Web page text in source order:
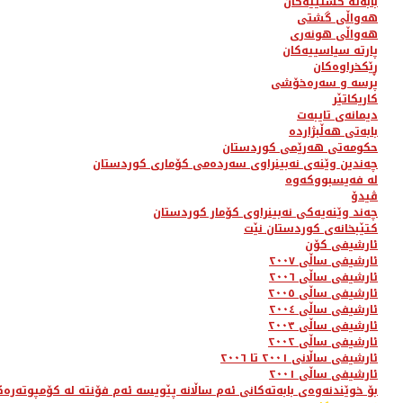
هەواڵی گشتی
هەواڵی هونەری
پارتە سیاسییەکان
ڕێکخراوەکان
پرسە و سەرەخۆشی
کاریکاتێر
دیمانەی تایبەت
بابەتی هەڵبژاردە
حکومەتی هەرێمی کوردستان
چەندین وێنەی نەبینراوی سەردەمی کۆماری کوردستان
لە فەیسبووکەوە
ڤیدۆ
چەند وێنەیەکی نەبینراوی کۆمار کوردستان
کتێبخانەی کوردستان نێت
ئارشیفی کۆن
ئارشیفی ساڵی ٢٠٠٧
ئارشیفی ساڵی ٢٠٠٦
ئارشیفی ساڵی ٢٠٠٥
ئارشیفی ساڵی ٢٠٠٤
ئارشیفی ساڵی ٢٠٠٣
ئارشیفی ساڵی ٢٠٠٢
ئارشیفی ساڵانی ٢٠٠١ تا ٢٠٠٦
ئارشیفی ساڵی ٢٠٠١
بۆ خوێندنەوەی بابەتەکانی ئەم ساڵانە پێویسە ئەم فۆنتە لە